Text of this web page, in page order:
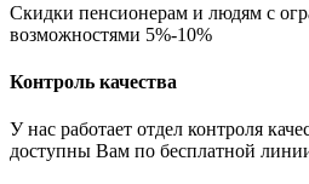
Скидки пенсионерам и людям с
возможностями 5%-10%
Контроль качества
У нас работает отдел контроля
доступны Вам по бесплатной